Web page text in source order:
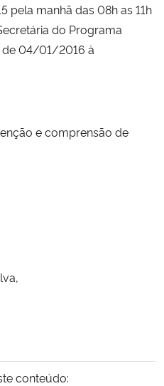
manhã das 08h as 11h
do Programa
de 04/01/2016 à
e comprensão de
conteúdo: